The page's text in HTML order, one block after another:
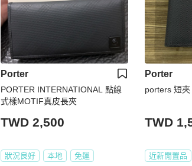
Porter
PORTER INTERNATIONAL 點線
式樣MOTIF真皮長夾
TWD 2,500
狀況良好 本地 免運
Porter
porters 短夾
TWD
近新閒置品